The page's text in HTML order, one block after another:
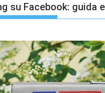
su Facebook: guida